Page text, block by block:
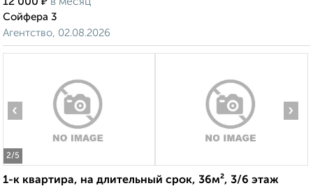
12 000
в месяц
Сойфера 3
Агентство, 02.08.2026
2/5
‹ ›
1-к квартира, на длительный срок, 36м², 3/6 этаж